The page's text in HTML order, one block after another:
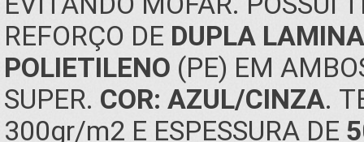
REFORÇO DE DUPLA
POLIETILENO (PE) EM
SUPER. COR: AZUL/CINZA.
300gr/m2 E ESPESSURA DE